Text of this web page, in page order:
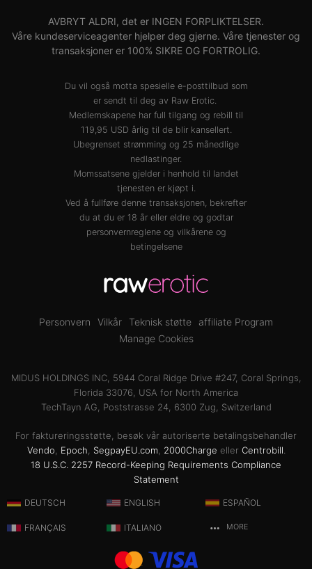
AVBRYT ALDRI, det er INGEN FORPLIKTELSER.
Våre kundeserviceagenter hjelper deg gjerne. Våre tjenester og
transaksjoner er 100% SIKRE OG FORTROLIG.
Du vil også motta spesielle e-posttilbud som
er sendt til deg av Raw Erotic.
Medlemskapene har full tilgang og rebill til
119,95 USD årlig til de blir kansellert.
Ubegrenset strømming og 25 månedlige
nedlastinger.
Momssatsene gjelder i henhold til landet
tjenesten er kjøpt i.
Ved å fullføre denne transaksjonen, bekrefter
du at du er 18 år eller eldre og godtar
personvernregleneog vilkårene og
betingelsene
Personvern Vilkår Teknisk støtte
affiliate Program
Manage Cookies
MIDUS HOLDINGS INC, 5944 Coral Ridge Drive #247, Coral Springs,
Florida 33076, USA for North America
TechTayn AG, Poststrasse 24, 6300 Zug, Switzerland
For faktureringsstøtte, besøk vår autoriserte betalingsbehandler
Vendo, Epoch, SegpayEU.com, 2000Charge eller Centrobill.
18 U.S.C. 2257 Record-Keeping Requirements Compliance
Statement
DEUTSCH ENGLISH ESPAÑOL
FRANÇAIS ITALIANO MORE